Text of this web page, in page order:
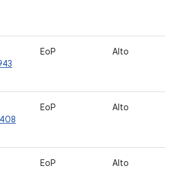
EoP Alto
EoP Alto
EoP Alto